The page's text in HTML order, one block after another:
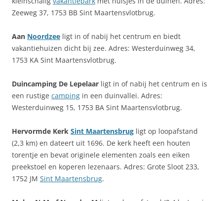
Zeeweg 37, 1753 BB Sint Maartensvlotbrug.
Aan Noordzee ligt in of nabij het centrum en biedt
vakantiehuizen dicht bij zee. Adres: Westerduinweg 34,
1753 KA Sint Maartensvlotbrug.
Duincamping De Lepelaar ligt in of nabij het centrum en is
een rustige camping in een duinvallei. Adres:
Westerduinweg 15, 1753 BA Sint Maartensvlotbrug.
Hervormde Kerk Sint Maartensbrug ligt op loopafstand
(2,3 km) en dateert uit 1696. De kerk heeft een houten
torentje en bevat originele elementen zoals een eiken
preekstoel en koperen lezenaars. Adres: Grote Sloot 233,
1752 JM Sint Maartensbrug.